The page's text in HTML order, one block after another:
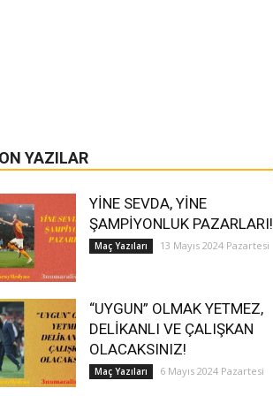
YAZILAR
YİNE SEVDA, YİNE
ŞAMPİYONLUK PAZARLARI!
Maç Yazıları 13 Mayıs 2024 Pazartesi
“UYGUN” OLMAK YETMEZ,
DELİKANLI VE ÇALIŞKAN
OLACAKSINIZ!
Maç Yazıları 6 Mayıs 2024 Pazartesi